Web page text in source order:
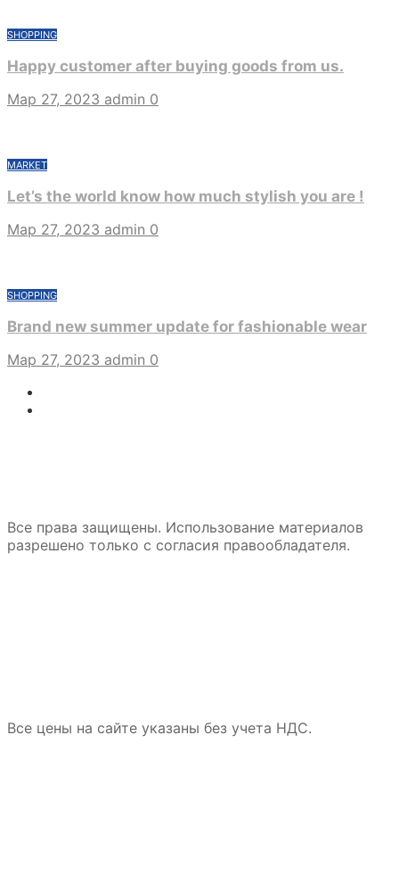
SHOPPING
Happy customer after buying goods from us.
Мар 27, 2023 admin 0
MARKET
Let’s the world know how much stylish you are !
Мар 27, 2023 admin 0
SHOPPING
Brand new summer update for fashionable wear
Мар 27, 2023 admin 0
Все права защищены. Использование материалов
разрешено только с согласия правообладателя.
Все цены на сайте указаны без учета НДС.